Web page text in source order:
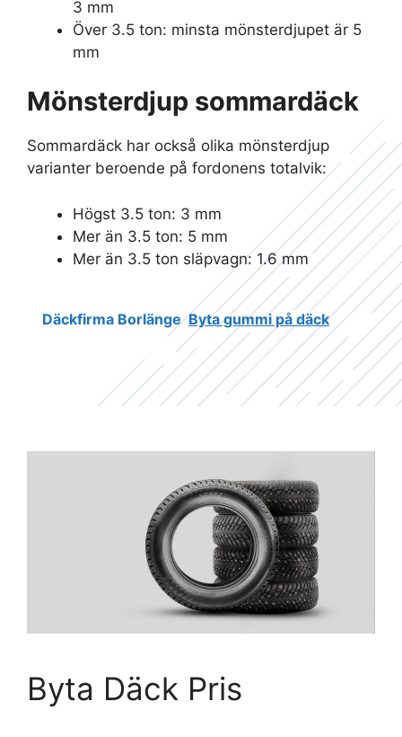
3 mm
Över 3.5 ton: minsta mönsterdjupet är 5
mm
Mönsterdjup sommardäck
Sommardäck har också olika mönsterdjup
varianter beroende på fordonens totalvik:
Högst 3.5 ton: 3 mm
Mer än 3.5 ton: 5 mm
Mer än 3.5 ton släpvagn: 1.6 mm
Däckfirma Borlänge Byta gummi på däck
Byta Däck Pris